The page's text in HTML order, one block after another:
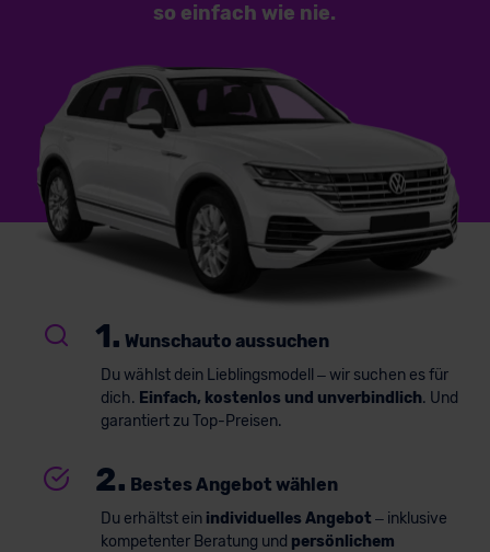
so einfach wie nie.
1. Wunschauto aussuchen
Du wählst dein Lieblingsmodell – wir suchen es für
dich. Einfach, kostenlos und unverbindlich. Und
garantiert zu Top-Preisen.
2. Bestes Angebot wählen
Du erhältst ein individuelles Angebot – inklusive
kompetenter Beratung und persönlichem